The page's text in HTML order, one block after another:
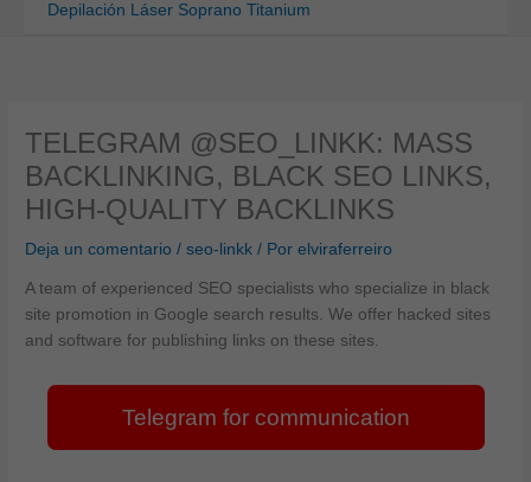
Depilación Láser Soprano Titanium
TELEGRAM @SEO_LINKK: MASS
BACKLINKING, BLACK SEO LINKS,
HIGH-QUALITY BACKLINKS
Deja un comentario /seo-linkk / Porelviraferreiro
A team of experienced SEO specialists who specialize in black
site promotion in Google search results. We offer hacked sites
and software for publishing links on these sites.
Telegram for communication